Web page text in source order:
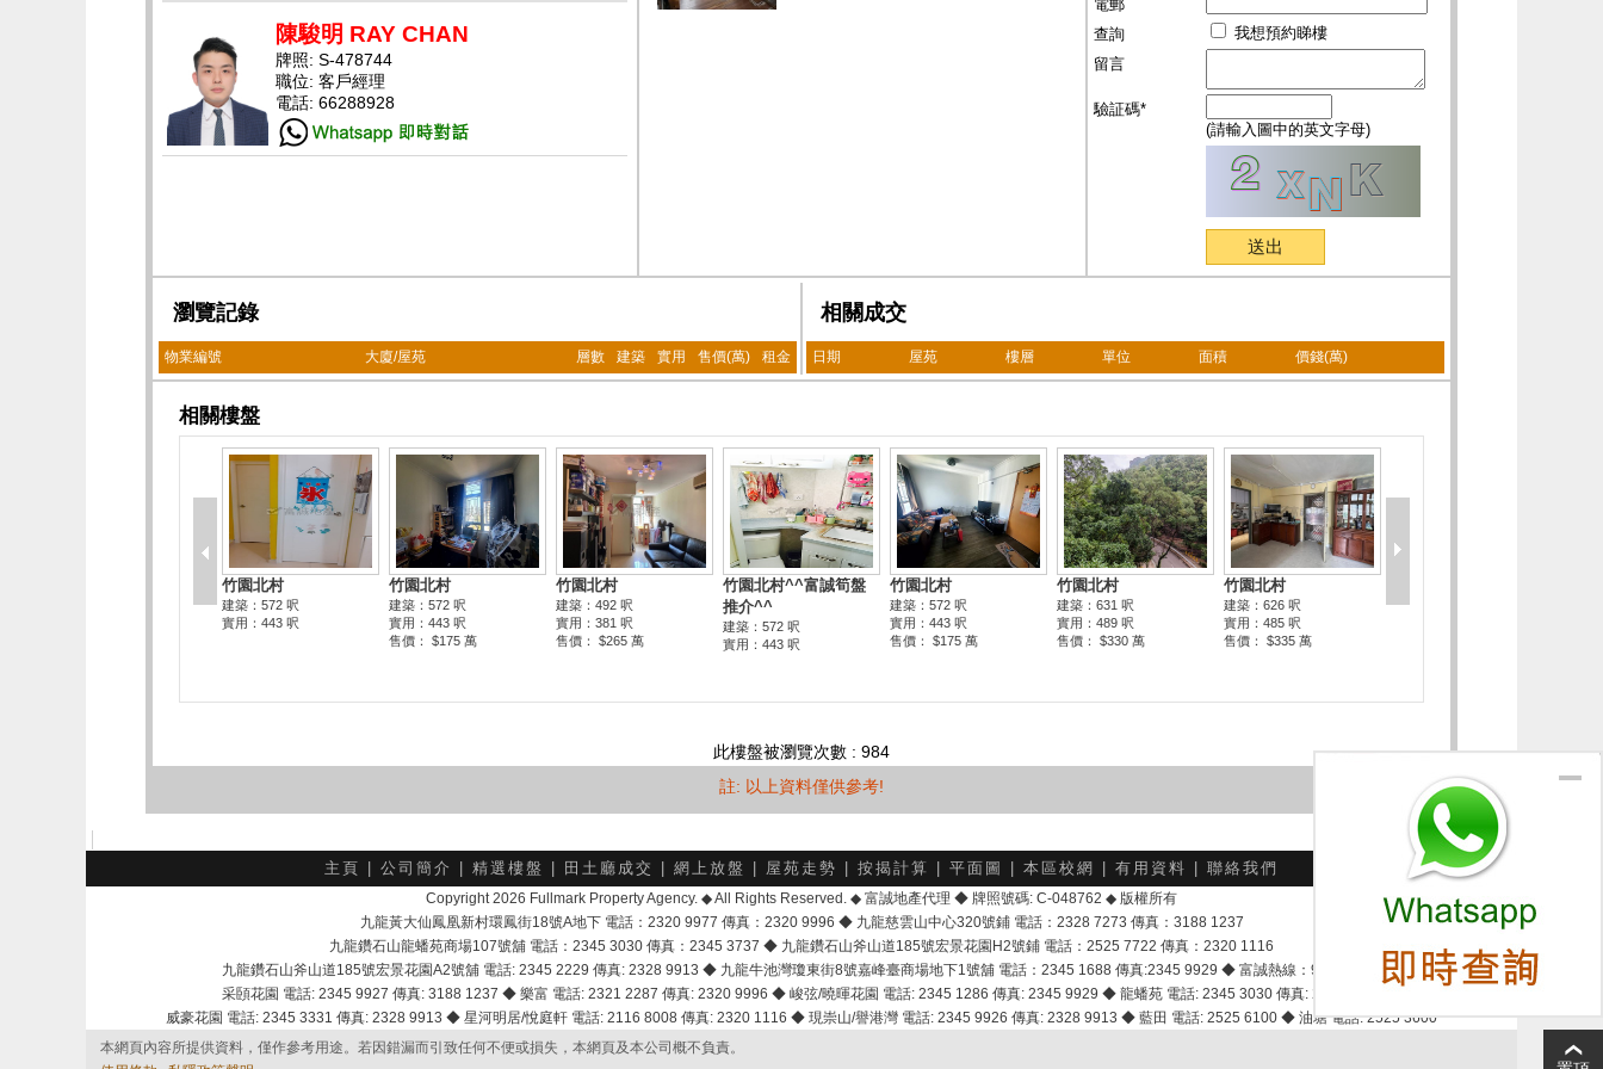
電郵
查詢
我想預約睇樓
留言
驗証碼*
(請輸入圖中的英文字母)
陳駿明 RAY CHAN
牌照: S-478744
職位: 客戶經理
電話: 66288928
瀏覽記錄
物業編號 大廈/屋苑 層數 建築 實用 售價(萬) 租金
相關成交
日期 屋苑 樓層 單位 面積 價錢(萬)
此樓盤被瀏覽次數 : 984
註: 以上資料僅供參考!
主頁 公司簡介 精選樓盤 田土廳成交 網上放盤 屋苑走勢 按揭計算 平面圖 本區校網 有用資料 聯絡我們
Copyright 2026 Fullmark Property Agency. ◆ All Rights Reserved. ◆ 富誠地產代理 ◆ 牌照號碼: C-048762 ◆ 版權所有
九龍黃大仙鳳凰新村環鳳街18號A地下 電話：2320 9977 傳真：2320 9996 ◆ 九龍慈雲山中心320號鋪 電話：2328 7273 傳真：3188 1237
九龍鑽石山龍蟠苑商場107號舖 電話：2345 3030 傳真：2345 3737 ◆ 九龍鑽石山斧山道185號宏景花園H2號鋪 電話：2525 7722 傳真：2320 1116
九龍鑽石山斧山道185號宏景花園A2號舖 電話: 2345 2229 傳真: 2328 9913 ◆ 九龍牛池灣瓊東街8號嘉峰臺商場地下1號舖 電話：2345 1688 傳真:2345 9929 ◆ 富誠熱線：9337 9028
采頣花園 電話: 2345 9927 傳真: 3188 1237 ◆ 樂富 電話: 2321 2287 傳真: 2320 9996 ◆ 峻弦/曉暉花園 電話: 2345 1286 傳真: 2345 9929 ◆ 龍蟠苑 電話: 2345 3030 傳真: 2345 3737
威豪花園 電話: 2345 3331 傳真: 2328 9913 ◆ 星河明居/悅庭軒 電話: 2116 8008 傳真: 2320 1116 ◆ 現崇山/譽港灣 電話: 2345 9926 傳真: 2328 9913 ◆ 藍田 電話: 2525 6100 ◆ 油塘 電話: 2525 3600
本網頁內容所提供資料，僅作參考用途。若因錯漏而引致任何不便或損失，本網頁及本公司概不負責。